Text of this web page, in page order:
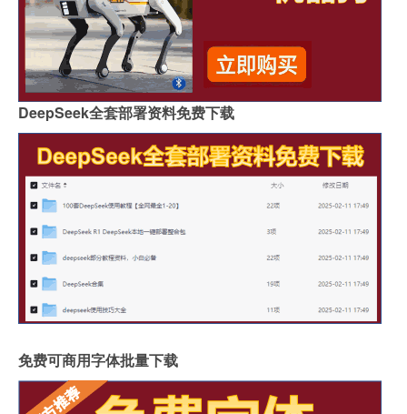
DeepSeek全套部署资料免费下载
免费可商用字体批量下载